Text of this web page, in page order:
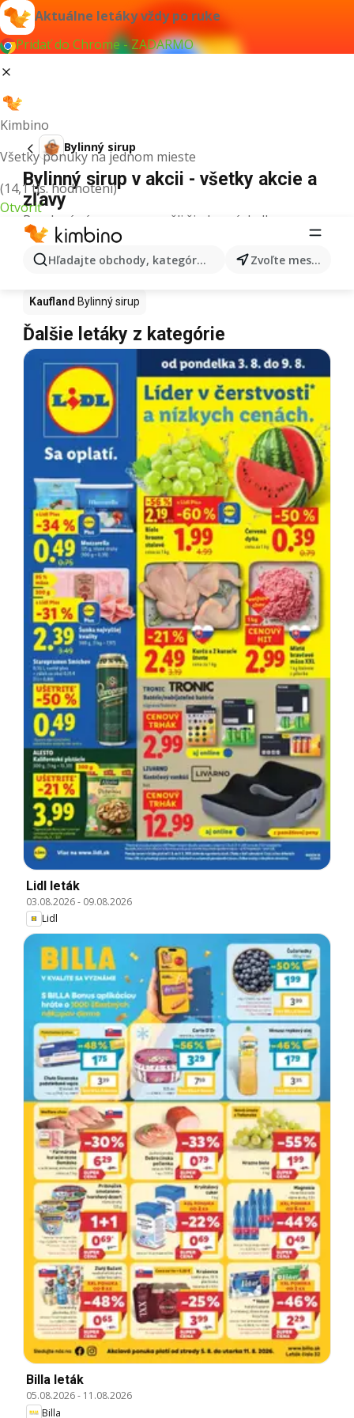
Aktuálne letáky vždy po ruke
Pridať do Chrome - ZADARMO
Kimbino
Všetky ponuky na jednom mieste
(14,1 tis. hodnotení)
Otvoriť
Hľadajte obchody, kategórie, produkty... Zvoľte mesto
Bylinný sirup
Bylinný sirup v akcii - všetky akcie a
zľavy
Pre daný výraz sme nenašli žiadne výsledky.
Bylinný sirup v akcii - Kde kúpiť?
Tesco Bylinný sirup Lidl Bylinný sirup
Kaufland Bylinný sirup
Ďalšie letáky z kategórie
Lidl leták
03.08.2026- 09.08.2026
Lidl
Billa leták
05.08.2026- 11.08.2026
Billa